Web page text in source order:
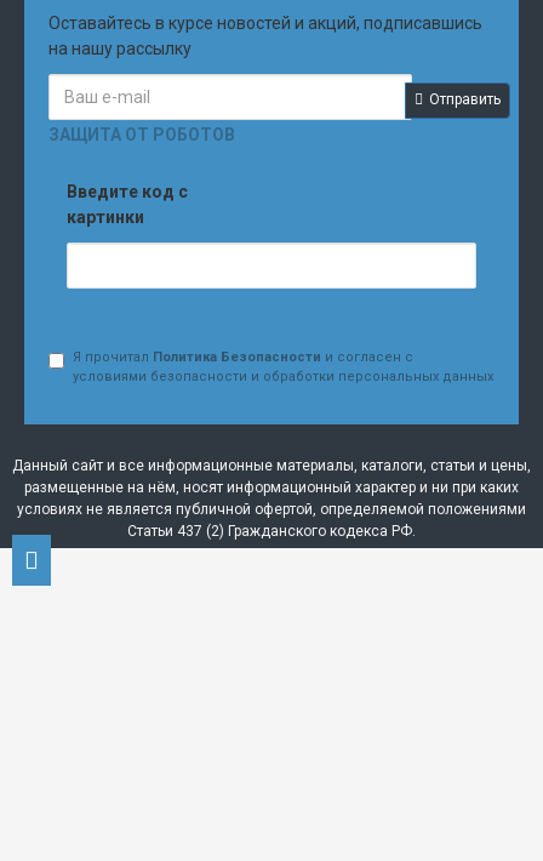
Оставайтесь в курсе новостей и акций, подписавшись
на нашу рассылку
Отправить
ЗАЩИТА ОТ РОБОТОВ
Введите код с
картинки
Я прочитал Политика Безопасности и согласен с
условиями безопасности и обработки персональных данных
Данный сайт и все информационные материалы, каталоги, статьи и цены,
размещенные на нём, носят информационный характер и ни при каких
условиях не является публичной офертой, определяемой положениями
Статьи 437 (2) Гражданского кодекса РФ.